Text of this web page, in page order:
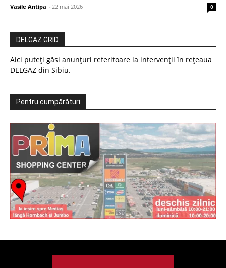
Vasile Antipa - 22 mai 2026 0
DELGAZ GRID
Aici puteți găsi anunțuri referitoare la intervenții în rețeaua
DELGAZ din Sibiu.
Pentru cumpărături